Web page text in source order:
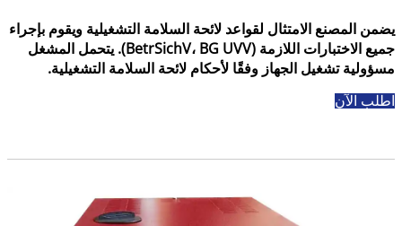
يضمن المصنع الامتثال لقواعد لائحة السلامة التشغيلية ويقوم بإجراء
جميع الاختبارات اللازمة (BetrSichV، BG UVV). يتحمل المشغل
مسؤولية تشغيل الجهاز وفقًا لأحكام لائحة السلامة التشغيلية.
اطلب الآن